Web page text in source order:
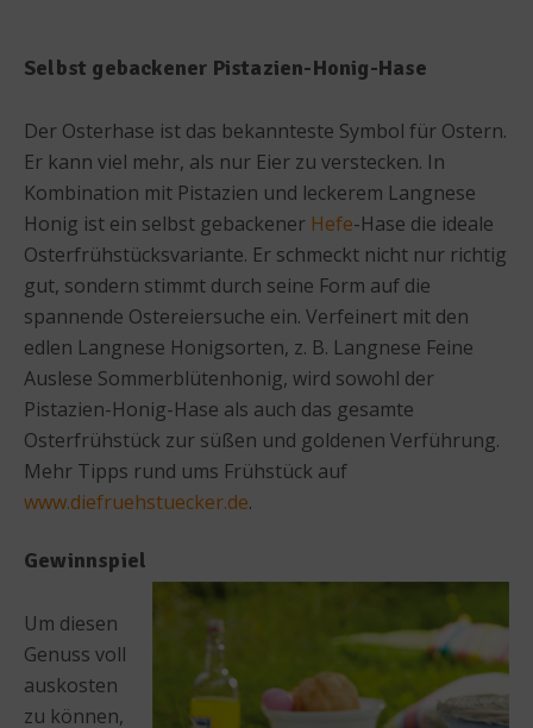
Selbst gebackener Pistazien-Honig-Hase
Der Osterhase ist das bekannteste Symbol für Ostern.
Er kann viel mehr, als nur Eier zu verstecken. In
Kombination mit Pistazien und leckerem Langnese
Honig ist ein selbst gebackener Hefe-Hase die ideale
Osterfrühstücksvariante. Er schmeckt nicht nur richtig
gut, sondern stimmt durch seine Form auf die
spannende Ostereiersuche ein. Verfeinert mit den
edlen Langnese Honigsorten, z. B. Langnese Feine
Auslese Sommerblütenhonig, wird sowohl der
Pistazien-Honig-Hase als auch das gesamte
Osterfrühstück zur süßen und goldenen Verführung.
Mehr Tipps rund ums Frühstück auf
www.diefruehstuecker.de.
Gewinnspiel
Um diesen
Genuss voll
auskosten
zu können,